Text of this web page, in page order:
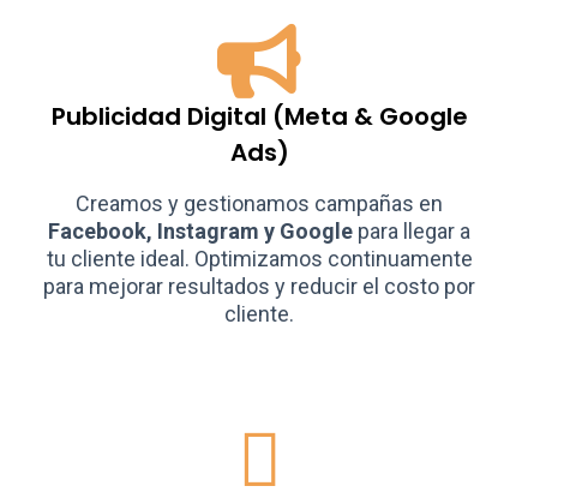
Publicidad Digital (Meta & Google
Ads)
Creamos y gestionamos campañas en
Facebook, Instagram y Google para llegar a
tu cliente ideal. Optimizamos continuamente
para mejorar resultados y reducir el costo por
cliente.